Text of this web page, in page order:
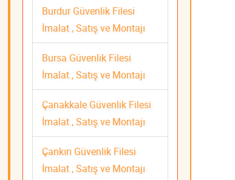
Burdur Güvenlik Filesi
İmalat , Satış ve Montajı
Bursa Güvenlik Filesi
İmalat , Satış ve Montajı
Çanakkale Güvenlik Filesi
İmalat , Satış ve Montajı
Çankırı Güvenlik Filesi
İmalat , Satış ve Montajı